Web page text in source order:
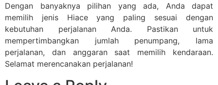
Dengan banyaknya pilihan yang ada, Anda dapat
memilih jenis Hiace yang paling sesuai dengan
kebutuhan perjalanan Anda. Pastikan untuk
mempertimbangkan jumlah penumpang, lama
perjalanan, dan anggaran saat memilih kendaraan.
Selamat merencanakan perjalanan!